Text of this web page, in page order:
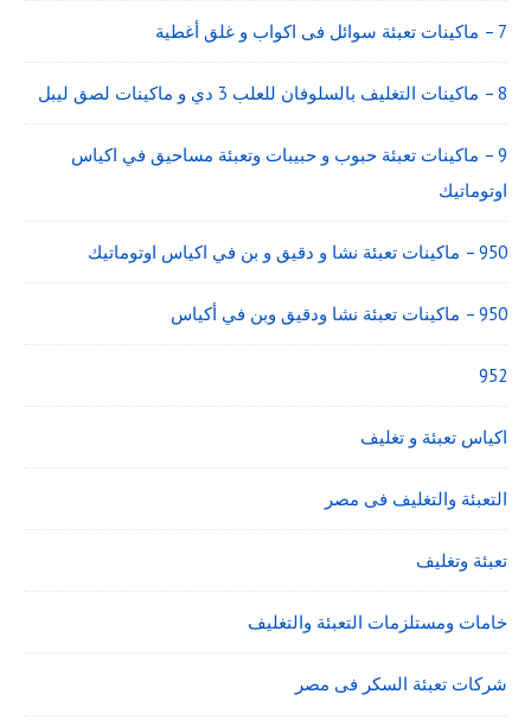
7 – ماكينات تعبئة سوائل فى اكواب و غلق أغطية
8 – ماكينات التغليف بالسلوفان للعلب 3 دي و ماكينات لصق ليبل
9 – ماكينات تعبئة حبوب و حبيبات وتعبئة مساحيق في اكياس
اوتوماتيك
950 – ماكينات تعبئة نشا و دقيق و بن في اكياس اوتوماتيك
950 – ماكينات تعبئة نشا ودقيق وبن في أكياس
952
اكياس تعبئة و تغليف
التعبئة والتغليف فى مصر
تعبئة وتغليف
خامات ومستلزمات التعبئة والتغليف
شركات تعبئة السكر فى مصر